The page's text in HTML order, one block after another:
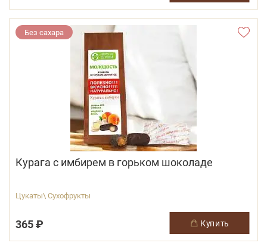
Без сахара
Курага с имбирем в горьком шоколаде
Цукаты\ Сухофрукты
365 ₽ купить